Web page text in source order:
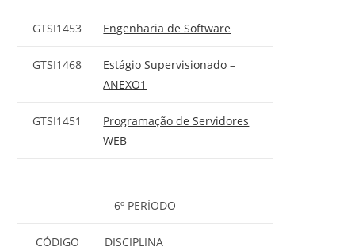
GTSI1453 Engenharia de Software
GTSI1468 Estágio Supervisionado –
ANEXO1
GTSI1451
Programação de Servidores
WEB
6º PERÍODO
CÓDIGO DISCIPLINA